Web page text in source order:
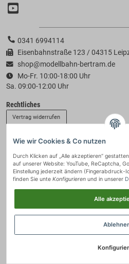
0341 6994114
Eisenbahnstraße 123 / 04315
shop@modellbahn-bertram.de
Mo-Fr. 10:00-18:00 Uhr
Sa. 09:00-12:00 Uhr
Rechtliches
Vertrag widerrufen
Zahlung & Versand
Wie wir Cookies & Co nutzen
Durch Klicken auf „Alle akzeptieren“
auf unserer Website: YouTube, ReCaptcha,
Einstellung jederzeit ändern (Fingerabdruck-
finden Sie unte Konfigurieren und in unserer
Alle